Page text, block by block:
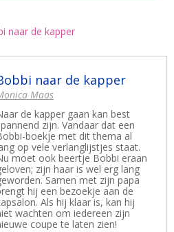
naar de kapper
naar de kapper
Maas
de kapper gaan kan best
zijn. Vandaar dat een
­boekje met dit thema al
op vele verlanglijstjes staat.
moet ook beertje Bobbi eraan
zijn haar is wel erg lang
Samen met zijn papa
hij een bezoekje aan de
Als hij klaar is, kan hij
wachten om iedereen zijn
coupe te laten zien!